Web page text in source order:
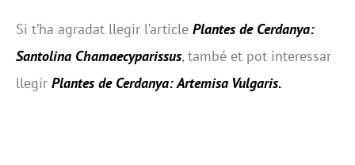
Si t’ha agradat llegir l’article Plantes de Cerdanya:
Santolina Chamaecyparissus, també et pot interessar
llegir Plantes de Cerdanya: Artemisa Vulgaris.